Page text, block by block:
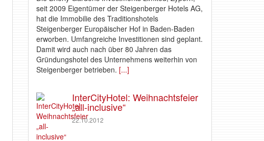
seit 2009 Eigentümer der Steigenberger Hotels AG,
hat die Immobilie des Traditionshotels
Steigenberger Europäischer Hof in Baden-Baden
erworben. Umfangreiche Investitionen sind geplant.
Damit wird auch nach über 80 Jahren das
Gründungshotel des Unternehmens weiterhin von
Steigenberger betrieben. [...]
InterCityHotel: Weihnachtsfeier
„all-inclusive“
22.10.2012